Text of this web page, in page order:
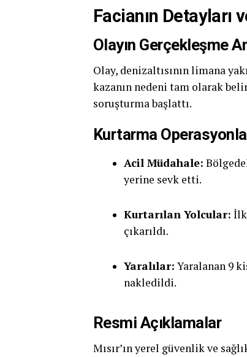
Facianın Detayları
Olayın Gerçekleşme
Olay, denizaltısının limana
kazanın nedeni tam olarak
soruşturma başlattı.
Kurtarma
Acil Müdahale:
yerine sevk etti.
Kurtarılan Yolcular:
çıkarıldı.
Yaralılar: Yaralanan 9
nakledildi.
Resmi Açıklamalar
Mısır’ın yerel güvenlik ve